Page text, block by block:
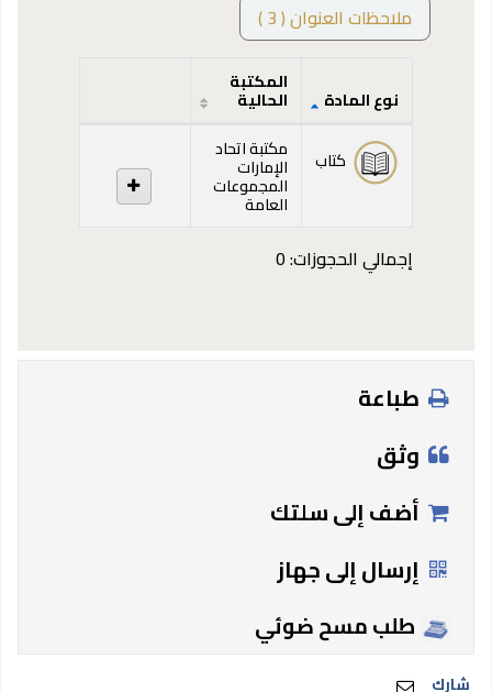
ملاحظات العنوان ( 3 )
المقتنيات
نوع المادة
المكتبة
الحالية
كتاب مكتبة اتحاد
الإمارات
المجموعات
العامة
إجمالي الحجوزات: 0
طباعة
وثق
أضف إلى سلتك
إرسال إلى جهاز
طلب مسح ضوئي
شارك